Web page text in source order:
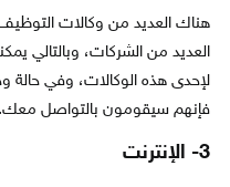
هناك العديد من وكالات
العديد من الشركات، وبالتالي
لإحدى هذه الوكالات، وفي
فإنهم سيقومون بالتواصل معك.
3- الإنترنت